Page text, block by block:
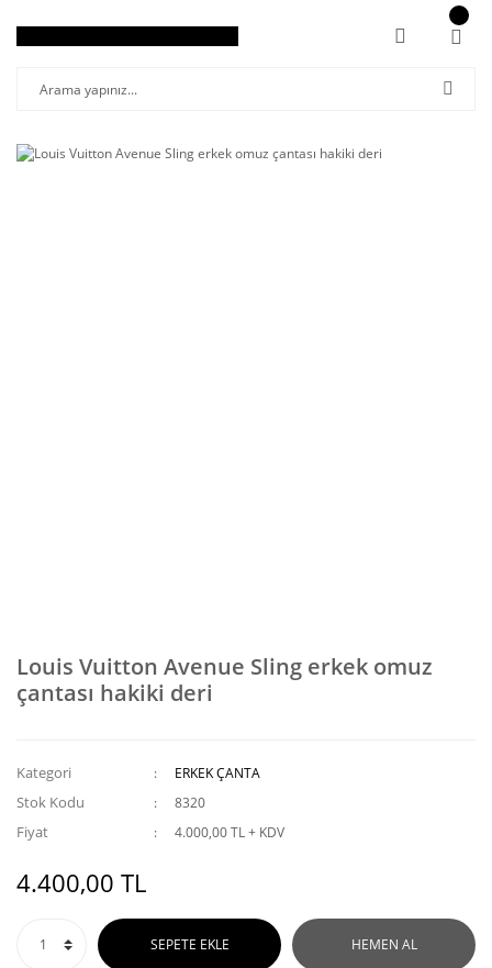
Louis Vuitton Avenue Sling erkek omuz
çantası hakiki deri
Kategori ERKEK ÇANTA
Stok Kodu 8320
Fiyat 4.000,00 TL + KDV
4.400,00 TL
SEPETE EKLE HEMEN AL